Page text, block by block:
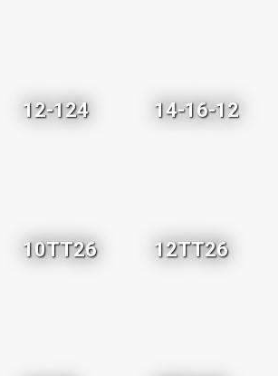
12-124 14-16-12
10TT26 12TT26